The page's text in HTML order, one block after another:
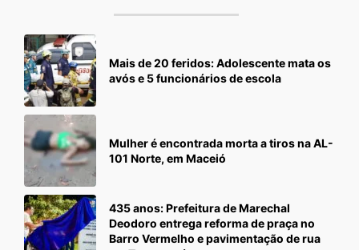
Mais de 20 feridos: Adolescente mata os
avós e 5 funcionários de escola
Mulher é encontrada morta a tiros na AL-
101 Norte, em Maceió
435 anos: Prefeitura de Marechal
Deodoro entrega reforma de praça no
Barro Vermelho e pavimentação de rua